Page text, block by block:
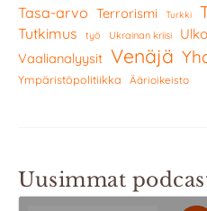
Tasa-arvo Terrorismi Turkki
Tutkimus työ Ukrainan kriisi
Vaalianalyysit Venäjä
Ympäristöpolitiikka Äärioikeisto
Uusimmat